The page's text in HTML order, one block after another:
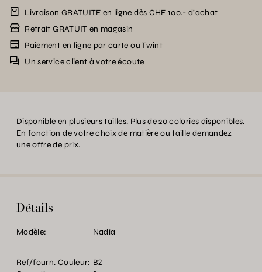
Livraison GRATUITE en ligne dès CHF 100.- d’achat
Retrait GRATUIT en magasin
Paiement en ligne par carte ou Twint
Un service client à votre écoute
Disponible en plusieurs tailles. Plus de 20 colories disponibles.
En fonction de votre choix de matière ou taille demandez
une offre de prix.
Détails
Modèle: Nadia
Ref/fourn. Couleur: B2